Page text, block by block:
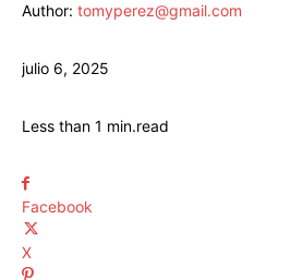
Author: tomyperez@gmail.com
julio 6, 2025
Less than 1 min.read
Facebook
X